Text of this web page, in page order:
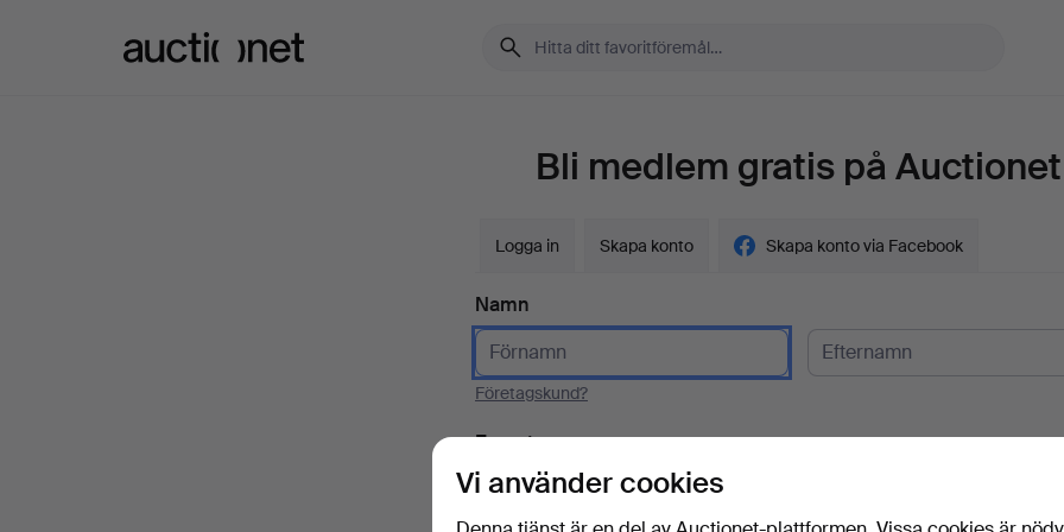
Bli medlem gratis på Auctionet
Logga in Skapa konto Skapa konto via Facebook
Namn
Företagskund?
E-post
Vi använder cookies